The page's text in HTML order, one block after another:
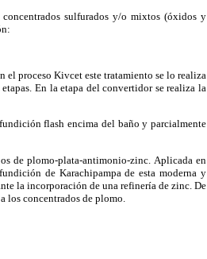
sulfurados y/o mixtos (óxidos y
el proceso Kivcet este tratamiento se lo realiza
En la etapa del convertidor se realiza la
flash encima del baño y parcialmente
de plomo-plata-antimonio-zinc. Aplicada en
de Karachipampa de esta moderna y
la incorporación de una refinería de zinc. De
los concentrados de plomo.